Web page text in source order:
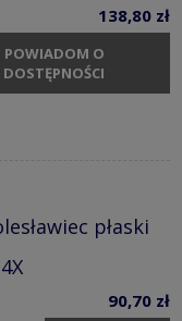
138,80 zł
POWIADOM O
DOSTĘPNOŚCI
płaski
90,70 zł